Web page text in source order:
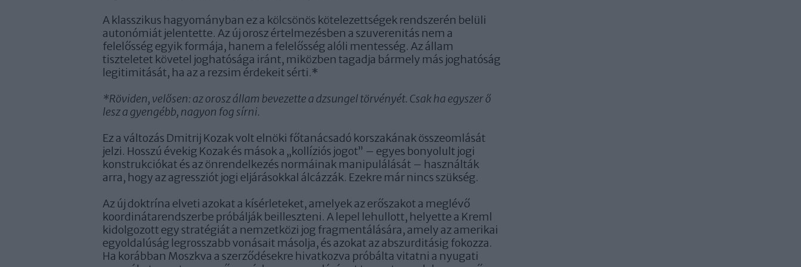
A klasszikus hagyományban ez a kölcsönös kötelezettségek rendszerén belüli
autonómiát jelentette. Az új orosz értelmezésben a szuverenitás nem a
felelősség egyik formája, hanem a felelősség alóli mentesség. Az állam
tiszteletet követel joghatósága iránt, miközben tagadja bármely más joghatóság
legitimitását, ha az a rezsim érdekeit sérti.*
*Röviden, velősen: az orosz állam bevezette a dzsungel törvényét. Csak ha egyszer ő
lesz a gyengébb, nagyon fog sírni.
Ez a változás Dmitrij Kozak volt elnöki főtanácsadó korszakának összeomlását
jelzi. Hosszú évekig Kozak és mások a „kollíziós jogot” – egyes bonyolult jogi
konstrukciókat és az önrendelkezés normáinak manipulálását – használták
arra, hogy az agressziót jogi eljárásokkal álcázzák. Ezekre már nincs szükség.
Az új doktrína elveti azokat a kísérleteket, amelyek az erőszakot a meglévő
koordinátarendszerbe próbálják beilleszteni. A lepel lehullott, helyette a Kreml
kidolgozott egy stratégiát a nemzetközi jog fragmentálására, amely az amerikai
egyoldalúság legrosszabb vonásait másolja, és azokat az abszurditásig fokozza.
Ha korábban Moszkva a szerződésekre hivatkozva próbálta vitatni a nyugati